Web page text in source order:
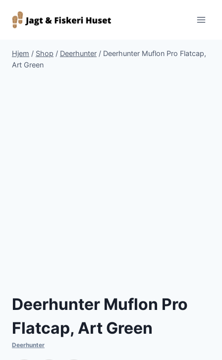
Hjem / Shop / Deerhunter / Deerhunter Muflon Pro Flatcap,
Art Green
Deerhunter Muflon Pro
Flatcap, Art Green
Deerhunter